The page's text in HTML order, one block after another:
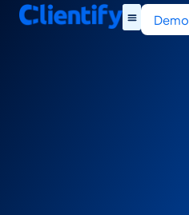
Demo